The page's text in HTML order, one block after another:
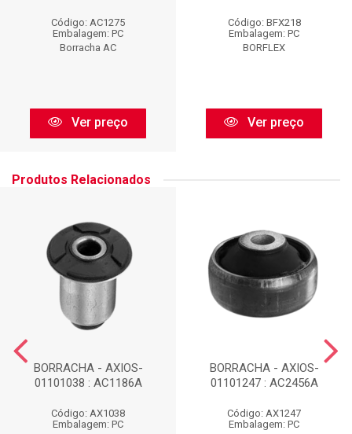
Código: AC1275
Embalagem: PC
Borracha AC
Ver preço
Código: BFX218
Embalagem: PC
BORFLEX
Ver preço
Produtos Relacionados
BORRACHA - AXIOS-
01101038 : AC1186A
Código: AX1038
Embalagem: PC
BORRACHA - AXIOS-
01101247 : AC2456A
Código: AX1247
Embalagem: PC